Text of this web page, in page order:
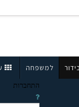
למשפחה
התחברות